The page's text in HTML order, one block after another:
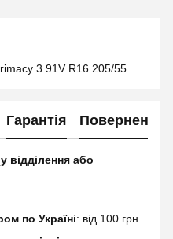
3 91V R16 205/55
Гарантія Повернення
відділення або
по Україні: від 100 грн.